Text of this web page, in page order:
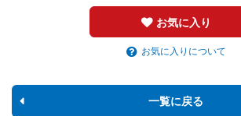
お気に入り
お気に入りについて
一覧に戻る